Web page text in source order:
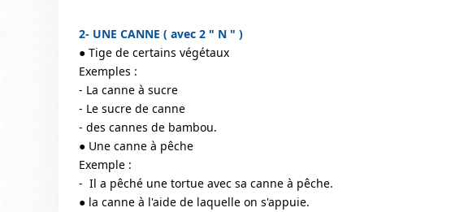
2- UNE CANNE ( avec 2 " N " )
● Tige de certains végétaux
Exemples :
- La canne à sucre
- Le sucre de canne
- des cannes de bambou.
● Une canne à pêche
Exemple :
-  Il a pêché une tortue avec sa canne à pêche.
● la canne à l'aide de laquelle on s'appuie.